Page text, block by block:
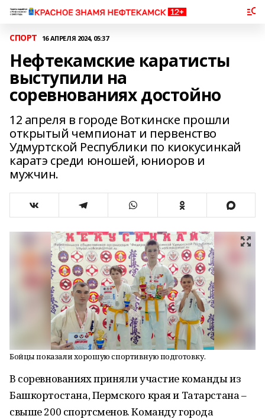
СПОРТ 16 АПРЕЛЯ 2024, 05:37
Нефтекамские каратисты
выступили на
соревнованиях достойно
12 апреля в городе Воткинске прошли
открытый чемпионат и первенство
Удмуртской Республики по киокусинкай
каратэ среди юношей, юниоров и
мужчин.
Бойцы показали хорошую спортивную подготовку.
В соревнованиях приняли участие команды из
Башкортостана, Пермского края и Татарстана –
свыше 200 спортсменов. Команду города